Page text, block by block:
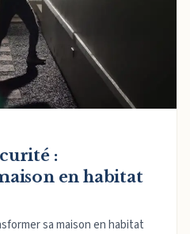
:
en habitat
sa maison en habitat